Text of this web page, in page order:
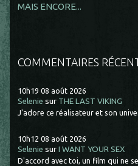
MAIS ENCORE...
COMMENTAIRES
10h19 08 août 2026
Selenie sur THE LAST VIKING
J'adore ce réalisateur et son
10h12 08 août 2026
Selenie surI WANT YOUR SEX
D'accord avec toi, un film qui ne